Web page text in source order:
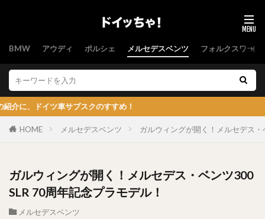
BMW アウディ ポルシェ メルセデスベンツ フォルクスワーゲ
ツ車サブスクのすすめ！
HOME メルセデスベンツ ガルウィングが開く！メルセデス
ガルウィングが開く！メルセデス・ベンツ300
SLR 70周年記念プラモデル！
メルセデスベンツ